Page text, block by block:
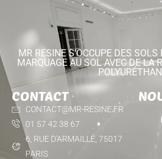
MR RESINE S'OCCUPE DES
MARQUAGE AU SOL AVEC DE LA
CONTACT
CONTACT@MR-RESINE.FR
01 57 42 38 67
6, RUE D'ARMAILLÉ, 75017
PARIS